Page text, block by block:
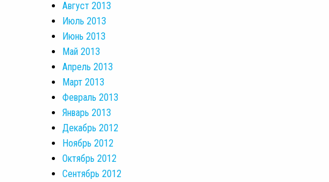
Август 2013
Июль 2013
Июнь 2013
Май 2013
Апрель 2013
Март 2013
Февраль 2013
Январь 2013
Декабрь 2012
Ноябрь 2012
Октябрь 2012
Сентябрь 2012